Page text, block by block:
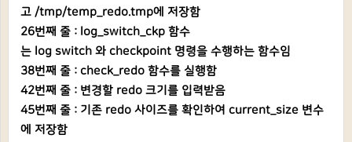
고 /tmp/temp_redo.tmp에 저장함
26번째 줄 : log_switch_ckp 함수
는 log switch 와 checkpoint 명령을 수행하는 함수임
38번째 줄 : check_redo 함수를 실행함
42번째 줄 : 변경할 redo 크기를 입력받음
45번째 줄 : 기존 redo 사이즈를 확인하여 current_size 변수
에 저장함